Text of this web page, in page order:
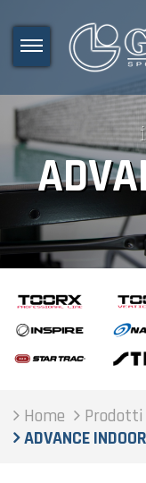
Home Prodotti
ADVANCE